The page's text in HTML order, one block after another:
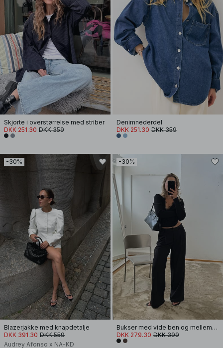
Skjorte i overstørrelse med striber
DKK 251.30 DKK 359
Denimnederdel
DKK 251.30 DKK 359
-30%
Blazerjakke med knapdetalje
DKK 391.30 DKK 559
Audrey Afonso x NA-KD
-30%
Bukser med vide ben og mellemhøj talje
DKK 279.30 DKK 399